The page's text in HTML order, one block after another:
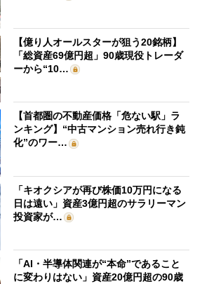
【億り人オールスターが狙う20銘柄】
「総資産69億円超」90歳現役トレーダ
ーから“10…
【首都圏の不動産価格「危ない駅」ラ
ンキング】“中古マンション売れ行き鈍
化”のワー…
「キオクシアが再び株価10万円になる
日は遠い」資産3億円超のサラリーマン
投資家が…
「AI・半導体関連が“本命”であること
に変わりはない」資産20億円超の90歳